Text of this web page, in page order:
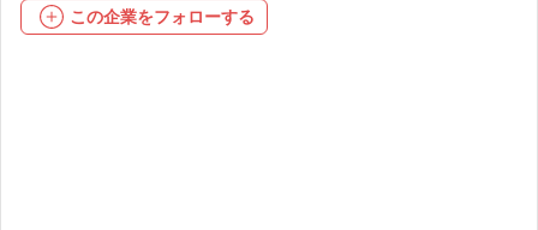
この企業をフォローする